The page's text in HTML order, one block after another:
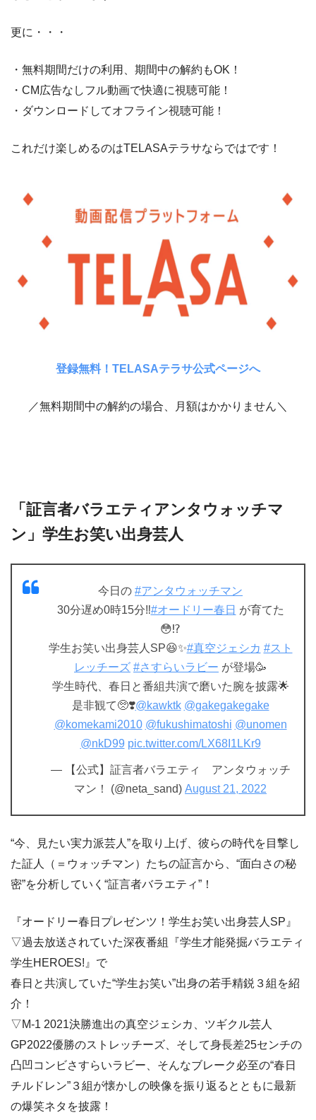
更に・・・
・無料期間だけの利用、期間中の解約もOK！
・CM広告なしフル動画で快適に視聴可能！
・ダウンロードしてオフライン視聴可能！
これだけ楽しめるのはTELASAテラサならではです！
登録無料！TELASAテラサ公式ページへ
／無料期間中の解約の場合、月額はかかりません＼
「証言者バラエティアンタウォッチマ
ン」学生お笑い出身芸人
今日の #アンタウォッチマン
30分遅め0時15分‼️#オードリー春日 が育てた
😳⁉️
学生お笑い出身芸人SP😆✨#真空ジェシカ #スト
レッチーズ #さすらいラビー が登場🥳
学生時代、春日と番組共演で磨いた腕を披露🌟
是非観て🥺❣️@kawktk @gakegakegake
@komekami2010 @fukushimatoshi @unomen
@nkD99 pic.twitter.com/LX68I1LKr9
— 【公式】証言者バラエティ アンタウォッチ
マン！ (@neta_sand) August 21, 2022
“今、見たい実力派芸人”を取り上げ、彼らの時代を目撃し
た証人（＝ウォッチマン）たちの証言から、“面白さの秘
密”を分析していく“証言者バラエティ”！
『オードリー春日プレゼンツ！学生お笑い出身芸人SP』
▽過去放送されていた深夜番組『学生才能発掘バラエティ
学生HEROES!』で
春日と共演していた“学生お笑い”出身の若手精鋭３組を紹
介！
▽M-1 2021決勝進出の真空ジェシカ、ツギクル芸人
GP2022優勝のストレッチーズ、そして身長差25センチの
凸凹コンビさすらいラビー、そんなブレーク必至の“春日
チルドレン”３組が懐かしの映像を振り返るとともに最新
の爆笑ネタを披露！